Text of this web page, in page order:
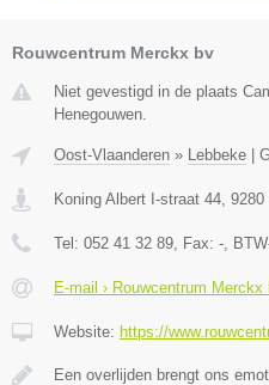
Rouwcentrum Merckx bv
Niet gevestigd in de plaats
Henegouwen.
Oost-Vlaanderen » Lebbeke |
Koning Albert I-straat 44 9280
Tel: 052 41 32 89 , Fax: - ,
E-mail › Rouwcentrum Merckx
Website: https://
Een overlijden brengt ons